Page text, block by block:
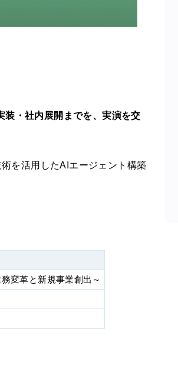
・社内展開までを、実演を交
を活用したAIエージェント構築
変革と新規事業創出～